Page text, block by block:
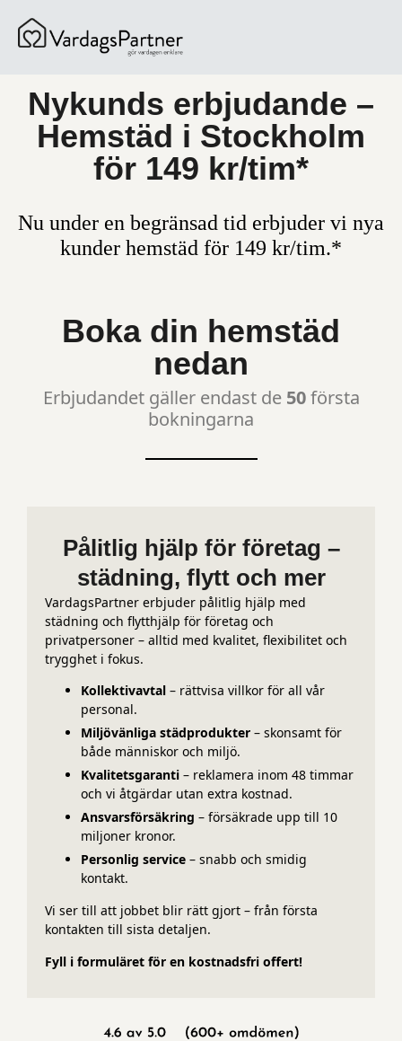
Nykunds erbjudande –
Hemstäd i Stockholm
för 149 kr/tim*
Nu under en begränsad tid erbjuder vi nya
kunder hemstäd för 149 kr/tim.*
Boka din hemstäd
nedan
Erbjudandet gäller endast de 50första
bokningarna
Pålitlig hjälp för företag –
städning, flytt och mer
VardagsPartner erbjuder pålitlig hjälp med
städning och flytthjälp för företag och
privatpersoner – alltid med kvalitet, flexibilitet och
trygghet i fokus.
Kollektivavtal – rättvisa villkor för all vår
personal.
Miljövänliga städprodukter – skonsamt för
både människor och miljö.
Kvalitetsgaranti – reklamera inom 48 timmar
och vi åtgärdar utan extra kostnad.
Ansvarsförsäkring – försäkrade upp till 10
miljoner kronor.
Personlig service – snabb och smidig
kontakt.
Vi ser till att jobbet blir rätt gjort – från första
kontakten till sista detaljen.
Fyll i formuläret för en kostnadsfri offert!